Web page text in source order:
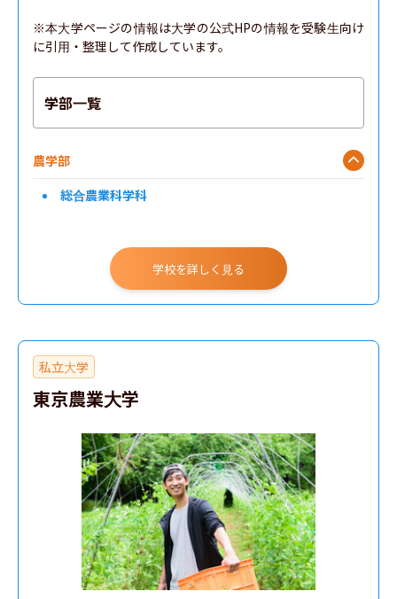
※本大学ページの情報は大学の公式HPの情報を受験生向け
に引用・整理して作成しています。
学部一覧
農学部
総合農業科学科
学校を詳しく見る
私立大学
東京農業大学